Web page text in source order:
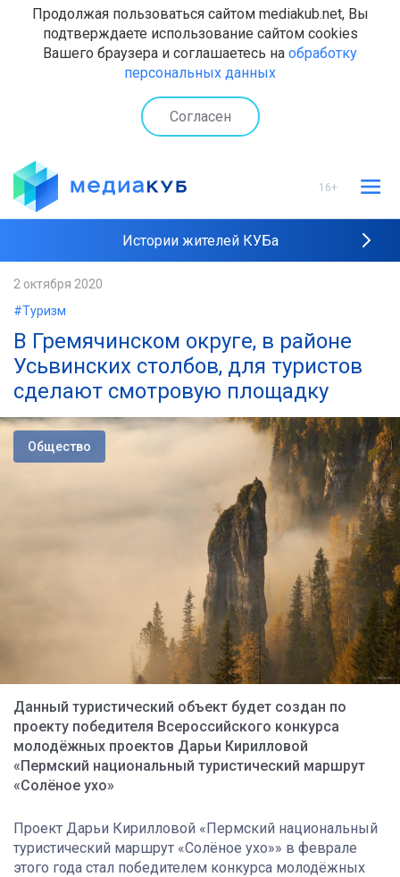
Продолжая пользоваться сайтом mediakub.net, Вы
подтверждаете использование сайтом cookies
Вашего браузера и соглашаетесь на обработку
персональных данных
Согласен
16+
Истории жителей КУБа
2 октября 2020
#Туризм
В Гремячинском округе, в районе
Усьвинских столбов, для туристов
сделают смотровую площадку
Общество
Данный туристический объект будет создан по
проекту победителя Всероссийского конкурса
молодёжных проектов Дарьи Кирилловой
«Пермский национальный туристический маршрут
«Солёное ухо»
Проект Дарьи Кирилловой «Пермский национальный
туристический маршрут «Солёное ухо»» в феврале
этого года стал победителем конкурса молодёжных